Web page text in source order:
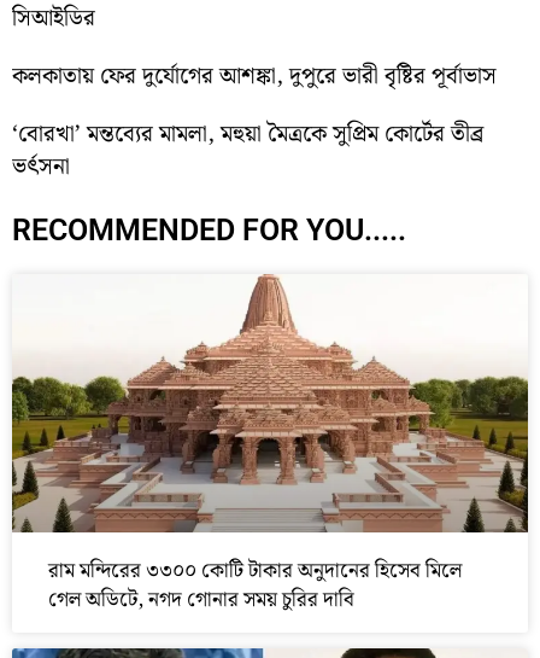
সিআইডির
কলকাতায় ফের দুর্যোগের আশঙ্কা, দুপুরে ভারী বৃষ্টির পূর্বাভাস
‘বোরখা’ মন্তব্যের মামলা, মহুয়া মৈত্রকে সুপ্রিম কোর্টের তীব্র
ভর্ৎসনা
RECOMMENDED FOR YOU.....
রাম মন্দিরের ৩৩০০ কোটি টাকার অনুদানের হিসেব মিলে
গেল অডিটে, নগদ গোনার সময় চুরির দাবি